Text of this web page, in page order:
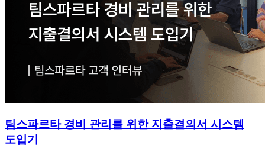
팀스파르타 경비 관리를 위한 지출결의서 시스템
도입기